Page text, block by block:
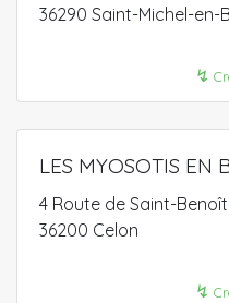
36290 Saint-Michel-en-
↯
LES MYOSOTIS EN
4 Route de Saint-Benoît
36200 Celon
↯